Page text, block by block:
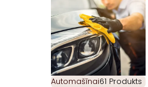
Automašīnai61 Produkts